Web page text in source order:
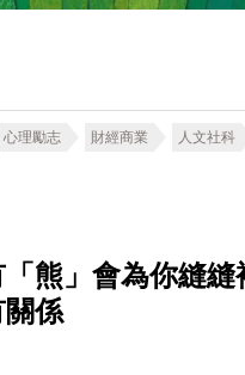
心理勵志 財經商業 人文社科
熊」會為你縫
係